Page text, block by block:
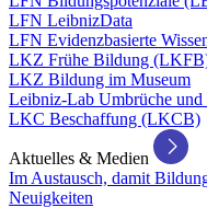
LFN LeibnizData
LFN Evidenzbasierte
LKZ Frühe Bildung
LKZ Bildung im Museum
Leibniz-Lab Umbrüche und
LKC Beschaffung (LKCB)
Aktuelles & Medien
Im Austausch, damit
Neuigkeiten